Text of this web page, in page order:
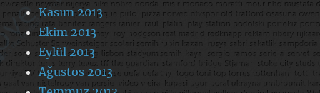
Kasım 2013
Ekim 2013
Eylül 2013
Ağustos 2013